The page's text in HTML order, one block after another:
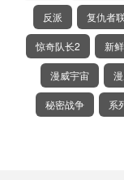
反派 复仇者
惊奇队长2 新鲜
漫威宇宙
秘密战争 系